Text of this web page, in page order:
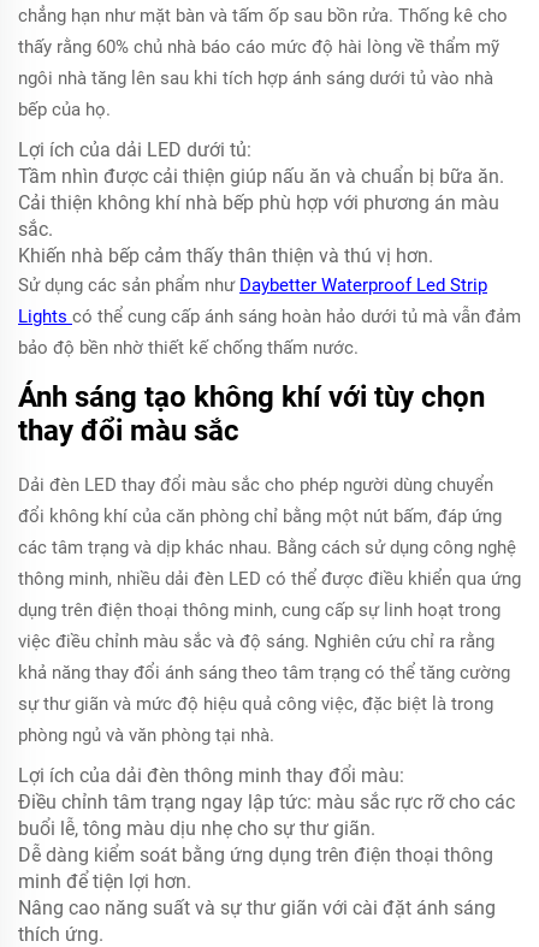
chẳng hạn như mặt bàn và tấm ốp sau bồn rửa. Thống kê cho
thấy rằng 60% chủ nhà báo cáo mức độ hài lòng về thẩm mỹ
ngôi nhà tăng lên sau khi tích hợp ánh sáng dưới tủ vào nhà
bếp của họ.
Lợi ích của dải LED dưới tủ:
Tầm nhìn được cải thiện giúp nấu ăn và chuẩn bị bữa ăn.
Cải thiện không khí nhà bếp phù hợp với phương án màu
sắc.
Khiến nhà bếp cảm thấy thân thiện và thú vị hơn.
Sử dụng các sản phẩm như Daybetter Waterproof Led Strip
Lights có thể cung cấp ánh sáng hoàn hảo dưới tủ mà vẫn đảm
bảo độ bền nhờ thiết kế chống thấm nước.
Ánh sáng tạo không khí với tùy chọn
thay đổi màu sắc
Dải đèn LED thay đổi màu sắc cho phép người dùng chuyển
đổi không khí của căn phòng chỉ bằng một nút bấm, đáp ứng
các tâm trạng và dịp khác nhau. Bằng cách sử dụng công nghệ
thông minh, nhiều dải đèn LED có thể được điều khiển qua ứng
dụng trên điện thoại thông minh, cung cấp sự linh hoạt trong
việc điều chỉnh màu sắc và độ sáng. Nghiên cứu chỉ ra rằng
khả năng thay đổi ánh sáng theo tâm trạng có thể tăng cường
sự thư giãn và mức độ hiệu quả công việc, đặc biệt là trong
phòng ngủ và văn phòng tại nhà.
Lợi ích của dải đèn thông minh thay đổi màu:
Điều chỉnh tâm trạng ngay lập tức: màu sắc rực rỡ cho các
buổi lễ, tông màu dịu nhẹ cho sự thư giãn.
Dễ dàng kiểm soát bằng ứng dụng trên điện thoại thông
minh để tiện lợi hơn.
Nâng cao năng suất và sự thư giãn với cài đặt ánh sáng
thích ứng.